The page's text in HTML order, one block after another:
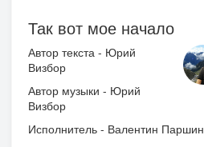
Так вот мое начало
Автор текста - Юрий
Визбор
Автор музыки - Юрий
Визбор
Исполнитель - Валентин Паршин